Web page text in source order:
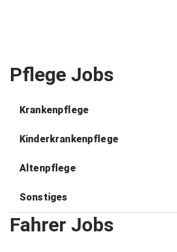
Pflege Jobs
Krankenpflege
Kinderkrankenpflege
Altenpflege
Sonstiges
Fahrer Jobs